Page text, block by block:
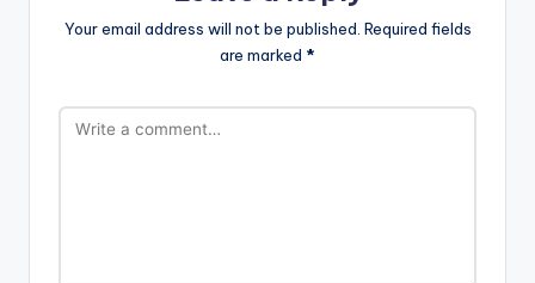
No comments yet. Why don’t you start the discussion?